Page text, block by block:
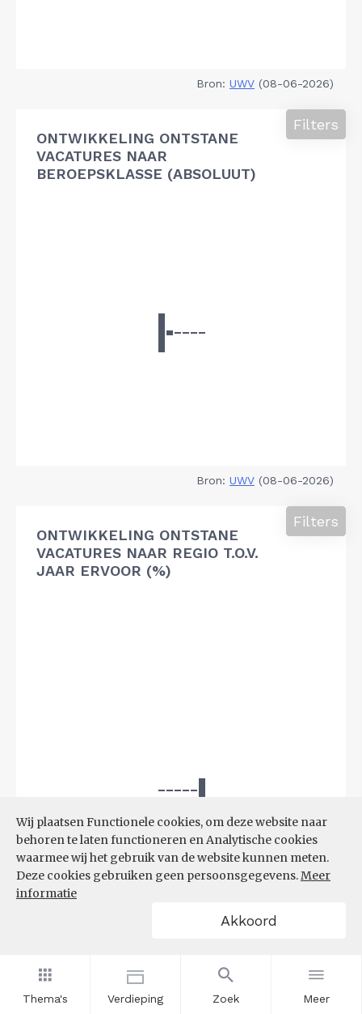
Thema's Verdieping Zoek Meer
Wij plaatsen Functionele cookies, om deze website naar
behoren te laten functioneren en Analytische cookies
waarmee wij het gebruik van de website kunnen meten.
Deze cookies gebruiken geen persoonsgegevens.Meer
informatie
Akkoord
Bron: UWV (08-06-2026)
ONTWIKKELING ONTSTANE
VACATURES NAAR
BEROEPSKLASSE (ABSOLUUT)
Filters
Bron: UWV (08-06-2026)
ONTWIKKELING ONTSTANE
VACATURES NAAR REGIO T.O.V.
JAAR ERVOOR (%)
Filters
Bron:UWV (08-06-2026)